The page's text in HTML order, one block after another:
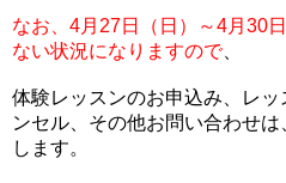
なお、4月27日（日）～4月30
ない状況になりますので、
体験レッスンのお申込み、レ
ンセル、その他お問い合わせは
します。